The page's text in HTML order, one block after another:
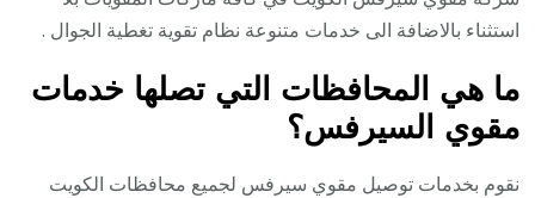
استثناء بالاضافة الى خدمات متنوعة نظام تقوية تغطية الجوال .
ما هي المحافظات التي تصلها خدمات
مقوي السيرفس؟
نقوم بخدمات توصيل مقوي سيرفس لجميع محافظات الكويت